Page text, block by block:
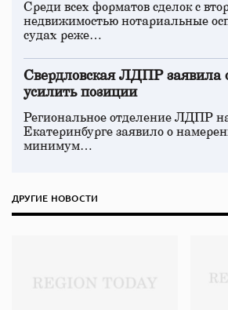
Среди всех форматов сделок с
недвижимостью нотариальные
судах реже…
Свердловская ЛДПР заявила
усилить позиции
Региональное отделение ЛДПР
Екатеринбурге заявило о
минимум…
ДРУГИЕ НОВОСТИ